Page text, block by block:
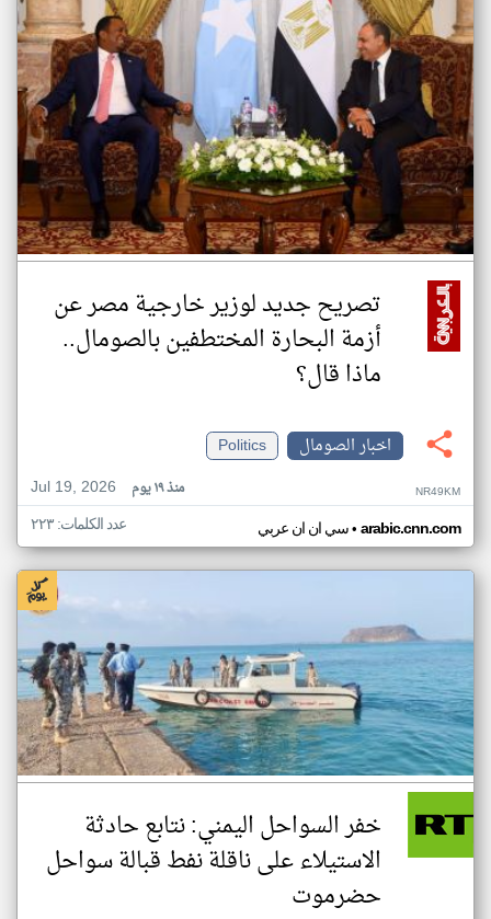
تصريح جديد لوزير خارجية مصر عن
أزمة البحارة المختطفين بالصومال..
ماذا قال؟
اخبار الصومال
Politics
Jul 19, 2026
منذ ١٩ يوم NR49KM
سي ان ان عربي• arabic.cnn.com عدد الكلمات: ٢٢٣
خفر السواحل اليمني: نتابع حادثة
الاستيلاء على ناقلة نفط قبالة سواحل
حضرموت